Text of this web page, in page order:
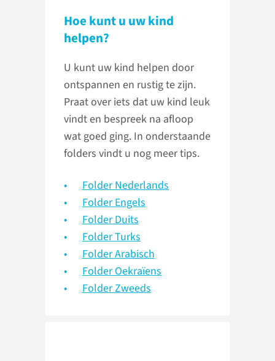
Hoe kunt u uw kind
helpen?
U kunt uw kind helpen door
ontspannen en rustig te zijn.
Praat over iets dat uw kind leuk
vindt en bespreek na afloop
wat goed ging. In onderstaande
folders vindt u nog meer tips.
Folder Nederlands
Folder Engels
Folder Duits
Folder Turks
Folder Arabisch
Folder Oekraïens
Folder Zweeds